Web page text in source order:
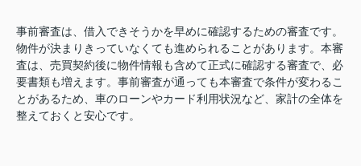
事前審査は、借入できそうかを早めに確認するための審査です。
物件が決まりきっていなくても進められることがあります。本審
査は、売買契約後に物件情報も含めて正式に確認する審査で、必
要書類も増えます。事前審査が通っても本審査で条件が変わるこ
とがあるため、車のローンやカード利用状況など、家計の全体を
整えておくと安心です。